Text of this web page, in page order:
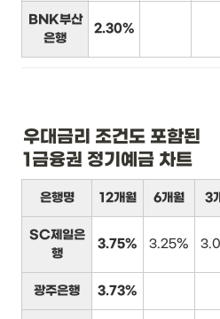
BNK부산
은행
2.30%
우대금리 조건도 포함된
1금융권 정기예금 차트
은행명 12개월 6개월 3
SC제일은
행
3.75% 3.25%
광주은행 3.73%